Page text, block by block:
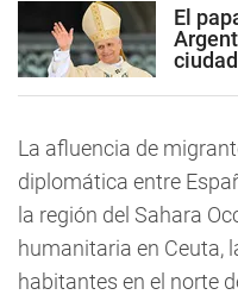
El
La afluencia de
diplomática entre
la región del Sahara
humanitaria en Ceuta,
habitantes en el norte